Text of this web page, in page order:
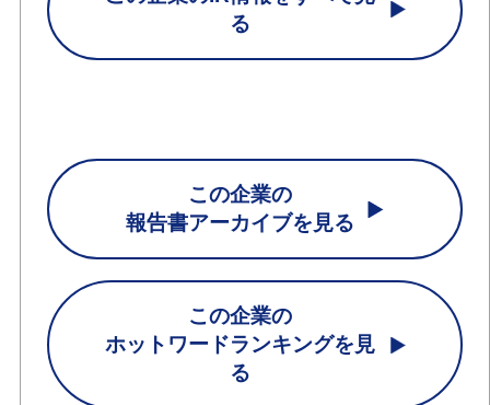
る
この企業の
報告書アーカイブを見る
この企業の
ホットワードランキングを見
る